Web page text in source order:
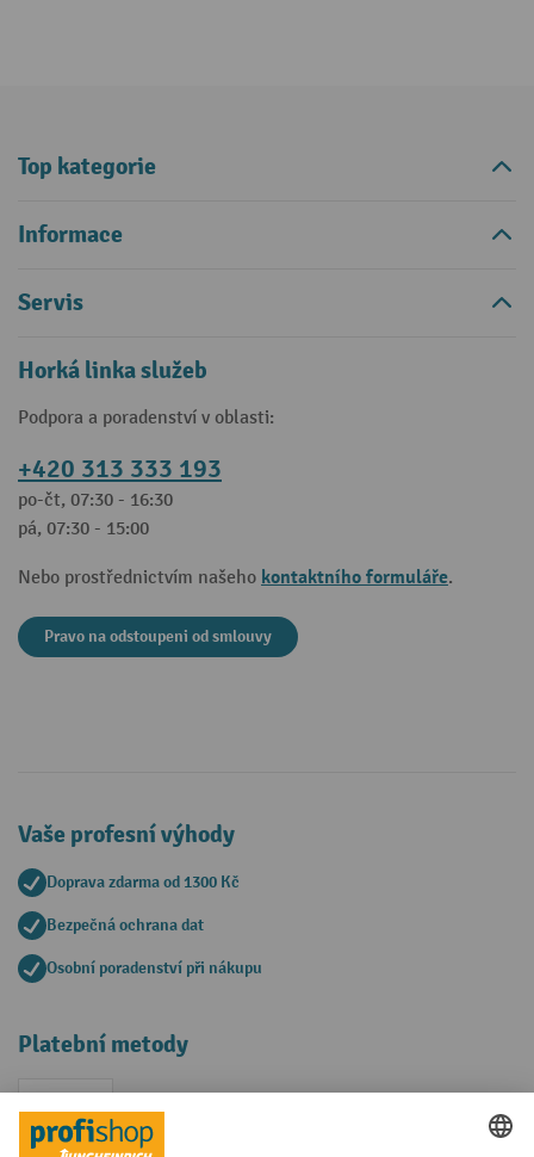
Top kategorie
Informace
Servis
Horká linka služeb
Podpora a poradenství v oblasti:
+420 313 333 193
po-čt, 07:30 - 16:30
pá, 07:30 - 15:00
Nebo prostřednictvím našeho kontaktního formuláře.
Pravo na odstoupeni od smlouvy
Vaše profesní výhody
Doprava zdarma od 1300 Kč
Bezpečná ochrana dat
Osobní poradenství při nákupu
Platební metody
Faktura